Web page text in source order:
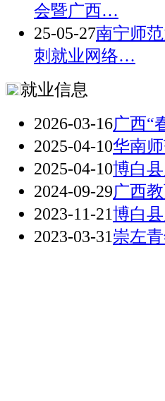
会暨广西…
25-05-27南宁师
刺就业网络…
就业信息
2026-03-16广西“
2025-04-10华南
2025-04-10博白
2024-09-29广西
2023-11-21博白
2023-03-31崇左